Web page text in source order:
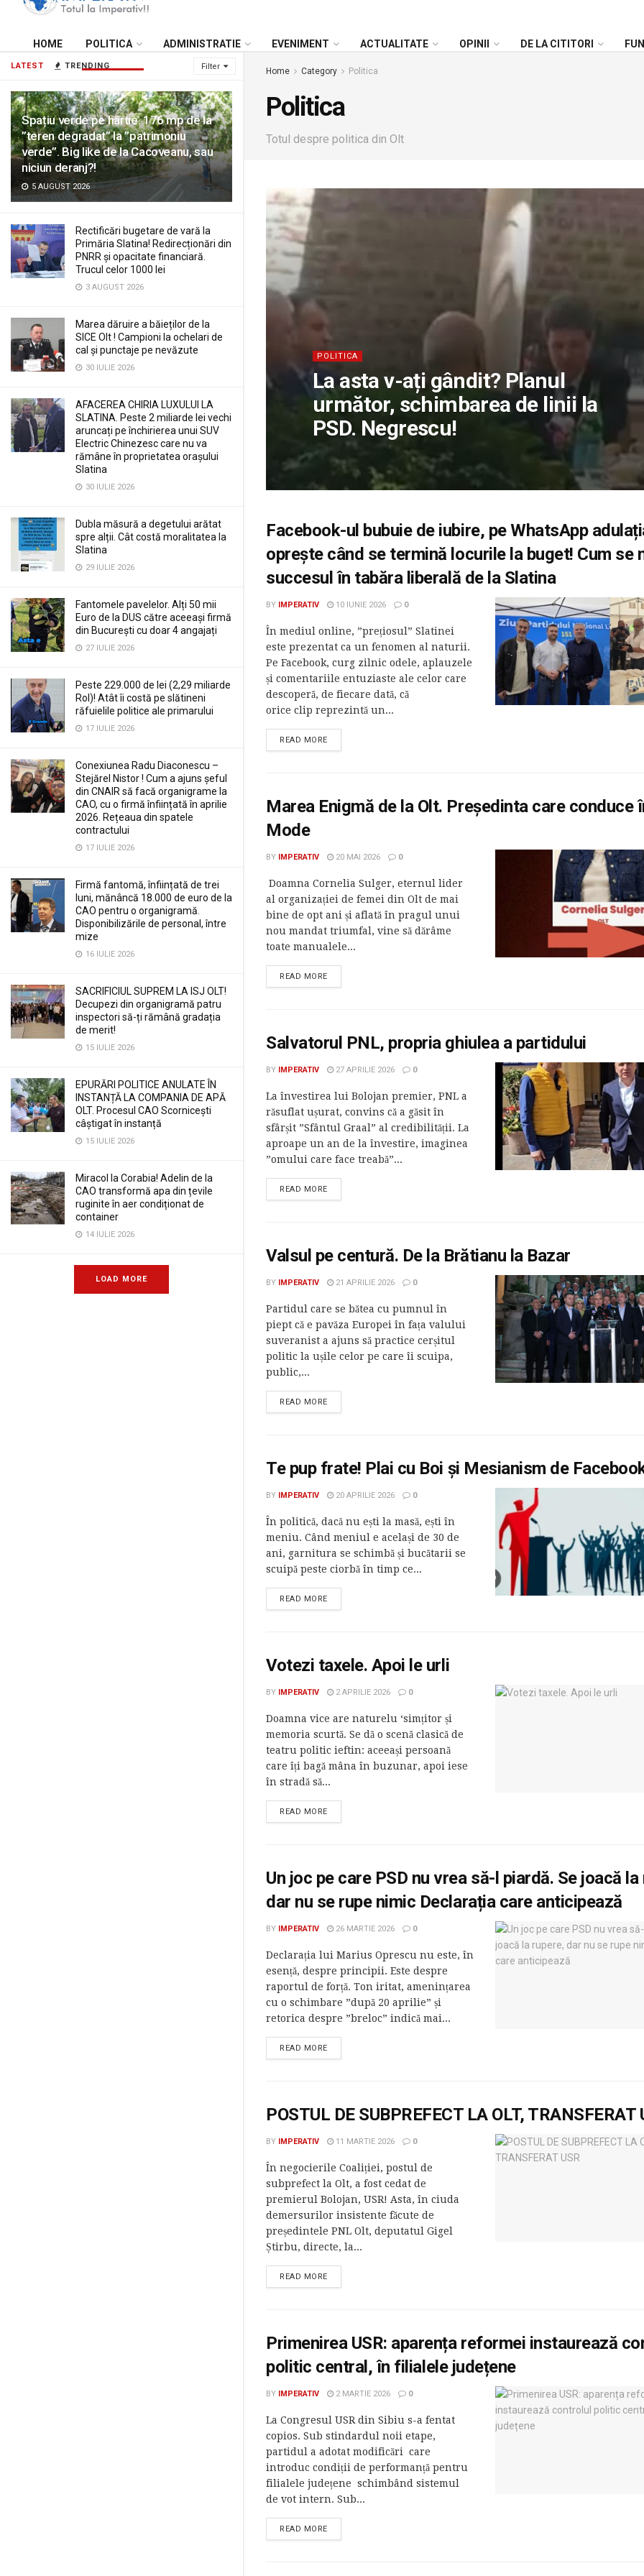
LATEST TRENDING Filter
Spațiu verde pe hârtie. 176 mp de la
”teren degradat” la ”patrimoniu
verde”. Big like de la Cacoveanu, sau
niciun deranj?!
5 AUGUST 2026
Rectificări bugetare de vară la
Primăria Slatina! Redirecționări din
PNRR și opacitate financiară.
Trucul celor 1000 lei
3 AUGUST 2026
Marea dăruire a băieților de la
SICE Olt ! Campioni la ochelari de
cal și punctaje pe nevăzute
30 IULIE 2026
AFACEREA CHIRIA LUXULUI LA
SLATINA. Peste 2 miliarde lei vechi
aruncați pe închirierea unui SUV
Electric Chinezesc care nu va
rămâne în proprietatea orașului
Slatina
30 IULIE 2026
Dubla măsură a degetului arătat
spre alții. Cât costă moralitatea la
Slatina
29 IULIE 2026
Fantomele pavelelor. Alți 50 mii
Euro de la DUS către aceeași firmă
din București cu doar 4 angajați
27 IULIE 2026
Peste 229.000 de lei (2,29 miliarde
Rol)! Atât îi costă pe slătineni
răfuielile politice ale primarului
17 IULIE 2026
Conexiunea Radu Diaconescu –
Stejărel Nistor ! Cum a ajuns șeful
din CNAIR să facă organigrame la
CAO, cu o firmă înființată în aprilie
2026. Rețeaua din spatele
contractului
17 IULIE 2026
Firmă fantomă, înființată de trei
luni, mănâncă 18.000 de euro de la
CAO pentru o organigramă.
Disponibilizările de personal, între
mize
16 IULIE 2026
SACRIFICIUL SUPREM LA ISJ OLT!
Decupezi din organigramă patru
inspectori să-ți rămână gradația
de merit!
15 IULIE 2026
EPURĂRI POLITICE ANULATE ÎN
INSTANȚĂ LA COMPANIA DE APĂ
OLT. Procesul CAO Scornicești
câștigat în instanță
15 IULIE 2026
Miracol la Corabia! Adelin de la
CAO transformă apa din țevile
ruginite în aer condiționat de
container
14 IULIE 2026
LOAD MORE
HOME POLITICA ADMINISTRATIE EVENIMENT ACTUALITATE OPINII DE LA CITITORI
Home Category Politica
Politica
Totul despre politica din Olt
POLITICA
La asta v-ați gândit? Planul
următor, schimbarea de linii la
PSD. Negrescu!
Facebook-ul bubuie de iubire, pe WhatsApp
oprește când se termină locurile la buget! Cum se
succesul în tabăra liberală de la Slatina
BY IMPERATIV 10 IUNIE 2026 0
În mediul online, ”prețiosul” Slatinei
este prezentat ca un fenomen al naturii.
Pe Facebook, curg zilnic odele, aplauzele
și comentariile entuziaste ale celor care
descoperă, de fiecare dată, că
orice clip reprezintă un...
READ MORE
Marea Enigmă de la Olt. Președinta care conduce
Mode
BY IMPERATIV 20 MAI 2026 0
Doamna Cornelia Sulger, eternul lider
al organizației de femei din Olt de mai
bine de opt ani și aflată în pragul unui
nou mandat triumfal, vine să dărâme
toate manualele...
READ MORE
Salvatorul PNL, propria ghiulea a partidului
BY IMPERATIV 27 APRILIE 2026 0
La învestirea lui Bolojan premier, PNL a
răsuflat ușurat, convins că a găsit în
sfârșit ”Sfântul Graal” al credibilității. La
aproape un an de la învestire, imaginea
”omului care face treabă”...
READ MORE
Valsul pe centură. De la Brătianu la Bazar
BY IMPERATIV 21 APRILIE 2026 0
Partidul care se bătea cu pumnul în
piept că e pavăza Europei în fața valului
suveranist a ajuns să practice cerșitul
politic la ușile celor pe care îi scuipa,
public,...
READ MORE
Te pup frate! Plai cu Boi și Mesianism de
BY IMPERATIV 20 APRILIE 2026 0
În politică, dacă nu ești la masă, ești în
meniu. Când meniul e același de 30 de
ani, garnitura se schimbă și bucătarii se
scuipă peste ciorbă în timp ce...
READ MORE
Votezi taxele. Apoi le urli
BY IMPERATIV 2 APRILIE 2026 0
Doamna vice are naturelu ‘simțitor și
memoria scurtă. Se dă o scenă clasică de
teatru politic ieftin: aceeași persoană
care îți bagă mâna în buzunar, apoi iese
în stradă să...
READ MORE
Un joc pe care PSD nu vrea să-l piardă. Se joacă
dar nu se rupe nimic Declarația care anticipează
BY IMPERATIV 26 MARTIE 2026 0
Declarația lui Marius Oprescu nu este, în
esență, despre principii. Este despre
raportul de forță. Ton iritat, amenințarea
cu o schimbare ”după 20 aprilie” și
retorica despre ”breloc” indică mai...
READ MORE
POSTUL DE SUBPREFECT LA OLT, TRANSFERAT
BY IMPERATIV 11 MARTIE 2026 0
În negocierile Coaliției, postul de
subprefect la Olt, a fost cedat de
premierul Bolojan, USR! Asta, în ciuda
demersurilor insistente făcute de
președintele PNL Olt, deputatul Gigel
Știrbu, directe, la...
READ MORE
Primenirea USR: aparența reformei instaurează
politic central, în filialele județene
BY IMPERATIV 2 MARTIE 2026 0
La Congresul USR din Sibiu s-a fentat
copios. Sub stindardul noii etape,
partidul a adotat modificări care
introduc condiții de performanță pentru
filialele județene schimbând sistemul
de vot intern. Sub...
READ MORE